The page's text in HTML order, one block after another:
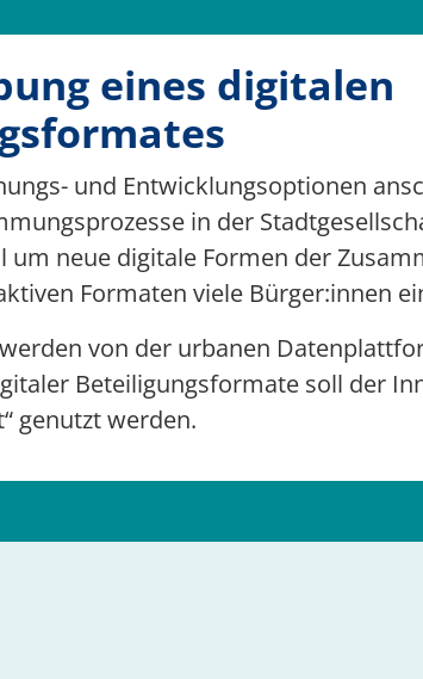
eines digitalen
und Entwicklungsoptionen
in der
neue digitale Formen der
Formaten viele Bürger:innen
von der urbanen
Beteiligungsformate soll der
genutzt werden.